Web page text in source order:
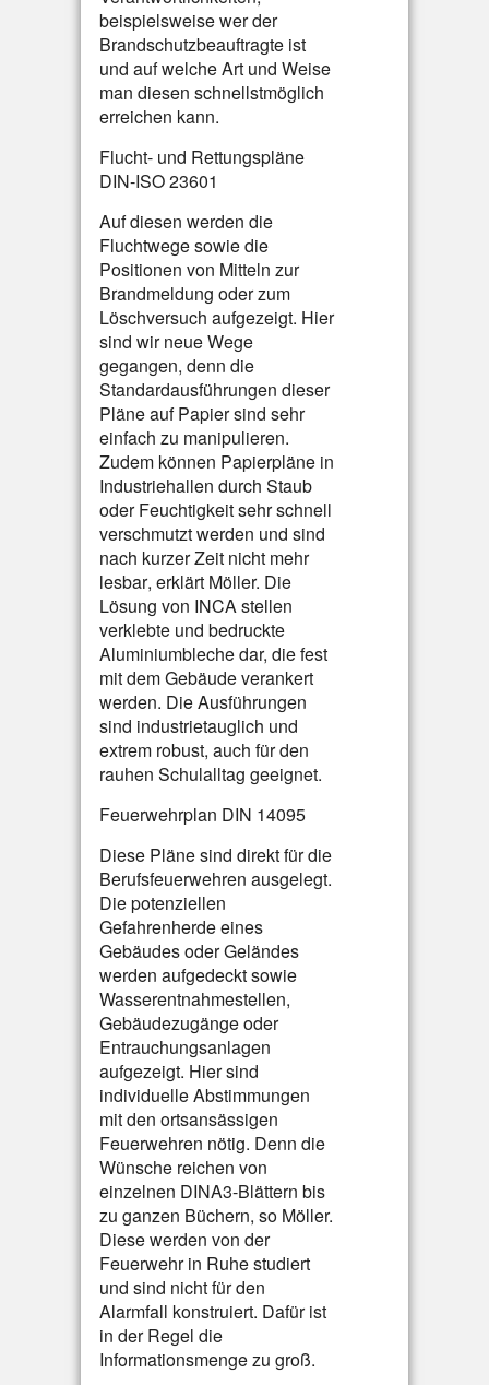
beispielsweise wer der
Brandschutzbeauftragte ist
und auf welche Art und Weise
man diesen schnellstmöglich
erreichen kann.
Flucht- und Rettungspläne
DIN-ISO 23601
Auf diesen werden die
Fluchtwege sowie die
Positionen von Mitteln zur
Brandmeldung oder zum
Löschversuch aufgezeigt. Hier
sind wir neue Wege
gegangen, denn die
Standardausführungen dieser
Pläne auf Papier sind sehr
einfach zu manipulieren.
Zudem können Papierpläne in
Industriehallen durch Staub
oder Feuchtigkeit sehr schnell
verschmutzt werden und sind
nach kurzer Zeit nicht mehr
lesbar, erklärt Möller. Die
Lösung von INCA stellen
verklebte und bedruckte
Aluminiumbleche dar, die fest
mit dem Gebäude verankert
werden. Die Ausführungen
sind industrietauglich und
extrem robust, auch für den
rauhen Schulalltag geeignet.
Feuerwehrplan DIN 14095
Diese Pläne sind direkt für die
Berufsfeuerwehren ausgelegt.
Die potenziellen
Gefahrenherde eines
Gebäudes oder Geländes
werden aufgedeckt sowie
Wasserentnahmestellen,
Gebäudezugänge oder
Entrauchungsanlagen
aufgezeigt. Hier sind
individuelle Abstimmungen
mit den ortsansässigen
Feuerwehren nötig. Denn die
Wünsche reichen von
einzelnen DINA3-Blättern bis
zu ganzen Büchern, so Möller.
Diese werden von der
Feuerwehr in Ruhe studiert
und sind nicht für den
Alarmfall konstruiert. Dafür ist
in der Regel die
Informationsmenge zu groß.